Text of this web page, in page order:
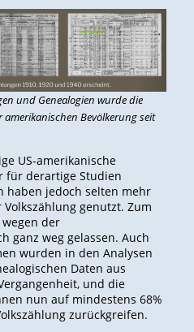
und Genealogien wurde die
Bevölkerung seit
US-amerikanische
für derartige Studien
haben jedoch selten mehr
genutzt. Zum
der
ganz weg gelassen. Auch
wurden in den Analysen
Daten aus
und die
nun auf mindestens 68%
zurückgreifen.